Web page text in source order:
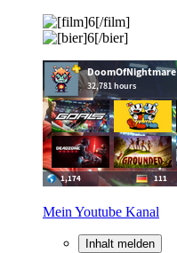
Mein Youtube Kanal
Inhalt melden